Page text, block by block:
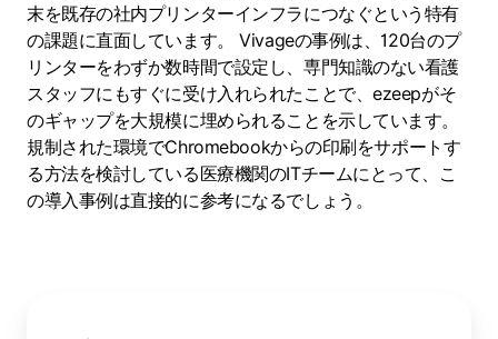
末を既存の社内プリンターインフラにつなぐという特有
の課題に直面しています。 Vivageの事例は、120台のプ
リンターをわずか数時間で設定し、専門知識のない看護
スタッフにもすぐに受け入れられたことで、ezeepがそ
のギャップを大規模に埋められることを示しています。
規制された環境でChromebookからの印刷をサポートす
る方法を検討している医療機関のITチームにとって、こ
の導入事例は直接的に参考になるでしょう。